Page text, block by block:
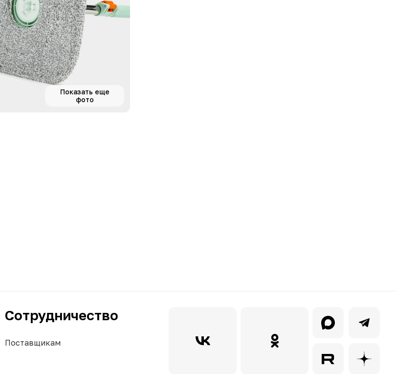
Показать еще
фото
Сотрудничество
Поставщикам